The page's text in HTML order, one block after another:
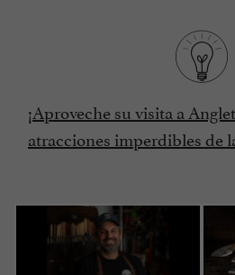
¡Aproveche su visita a
atracciones imperdibles de